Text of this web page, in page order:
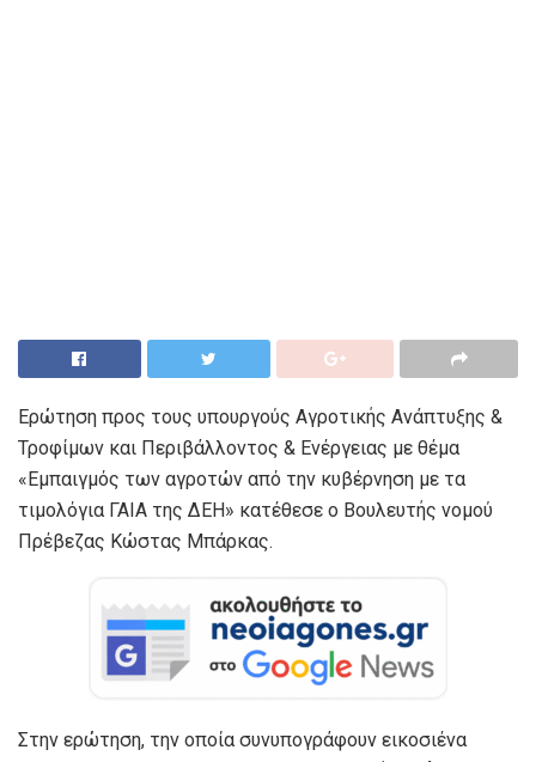
Ερώτηση προς τους υπουργούς Αγροτικής Ανάπτυξης &
Τροφίμων και Περιβάλλοντος & Ενέργειας με θέμα
«Εμπαιγμός των αγροτών από την κυβέρνηση με τα
τιμολόγια ΓΑΙΑ της ΔΕΗ» κατέθεσε ο Βουλευτής νομού
Πρέβεζας Κώστας Μπάρκας.
Στην ερώτηση, την οποία συνυπογράφουν εικοσιένα